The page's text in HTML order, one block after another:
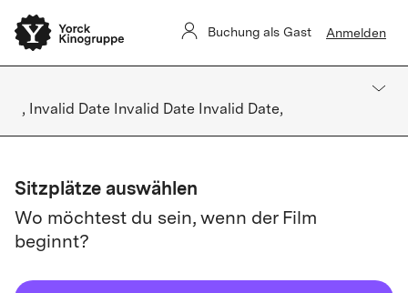
Buchung als Gast Anmelden
, Invalid Date Invalid Date Invalid Date,
Sitzplätze auswählen
Wo möchtest du sein, wenn der Film
beginnt?